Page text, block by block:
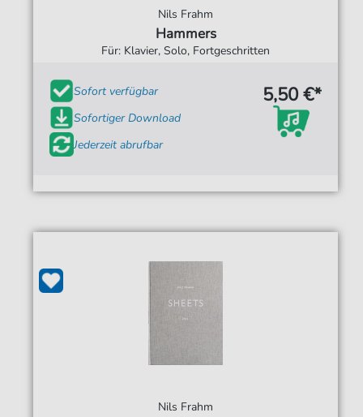
Nils Frahm
Hammers
Für: Klavier, Solo, Fortgeschritten
Sofort verfügbar
Sofortiger Download
Jederzeit abrufbar
5,50 €*
Nils Frahm